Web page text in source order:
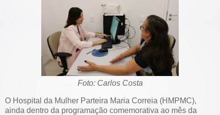
Foto: Carlos Costa
O Hospital da Mulher Parteira Maria Correia (HMPMC),
ainda dentro da programação comemorativa ao mês da